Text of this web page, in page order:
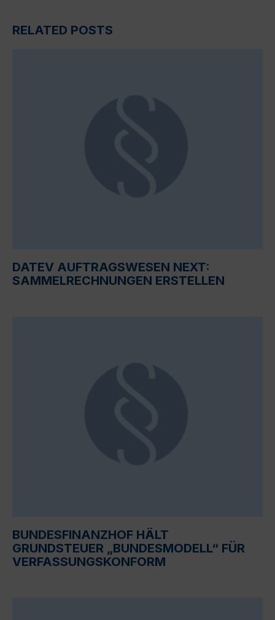
RELATED POSTS
DATEV AUFTRAGSWESEN NEXT:
SAMMELRECHNUNGEN ERSTELLEN
BUNDESFINANZHOF HÄLT
GRUNDSTEUER „BUNDESMODELL“ FÜR
VERFASSUNGSKONFORM